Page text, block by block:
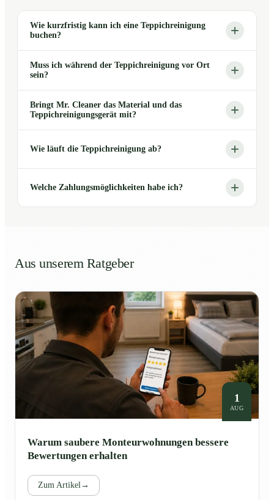
Wie kurzfristig kann ich eine Teppichreinigung
buchen?
Muss ich während der Teppichreinigung vor Ort
sein?
Bringt Mr. Cleaner das Material und das
Teppichreinigungsgerät mit?
Wie läuft die Teppichreinigung ab?
Welche Zahlungsmöglichkeiten habe ich?
Aus unserem Ratgeber
1
AUG
Warum saubere Monteurwohnungen bessere
Bewertungen erhalten
Zum Artikel→